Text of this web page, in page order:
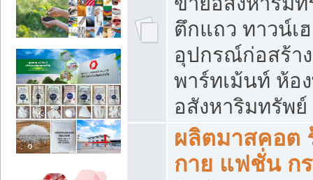
ตึกแถว ทาวน์เ
อุปกรณ์ก่อสร้า
พาร์ทเม้นท์ ห้อ
อสังหาริมทรัพ
ผลิตมาสคอต
กาย แฟชั่น กร